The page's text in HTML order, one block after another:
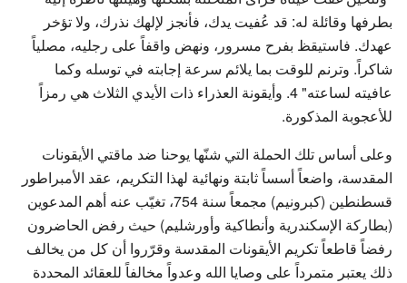
بطرفها وقائلة له: قد عُفيت يدك، فأنجز لإلهك نذرك، ولا تؤخر
عهدك. فاستيقظ بفرح مسرور، ونهض واقفاً على رجليه، مصلياً
شاكراً. وترنم للوقت بما يلائم سرعة إجابته في توسله وكما
عافيته لساعته" 4. وأيقونة العذراء ذات الأيدي الثلاث هي رمزاً
للأعجوبة المذكورة.
وعلى أساس تلك الحملة التي شنّها يوحنا ضد ماقتي الأيقونات
المقدسة، واضعاً أسساً ثابتة ونهائية لهذا التكريم، عقد الأمبراطور
قسطنطين (كبرونيم) مجمعاً سنة 754، تغيّب عنه أهم المدعوين
(بطاركة الإسكندرية وأنطاكية وأورشليم) حيث رفض الحاضرون
رفضاً قاطعاً تكريم الأيقونات المقدسة وقرّروا أن كل من يخالف
ذلك يعتبر متمرداً على وصايا الله وعدواً مخالفاً للعقائد المحددة